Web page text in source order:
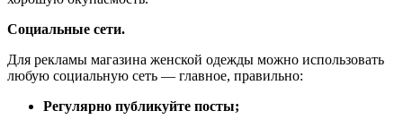
Социальные сети.
Для рекламы магазина женской одежды можно использовать
любую социальную сеть — главное, правильно:
Регулярно публикуйте посты;